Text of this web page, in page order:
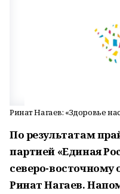
Ринат Нагаев: «Здоровье
По результатам
партией «Единая
северо-восточному
Ринат Нагаев.